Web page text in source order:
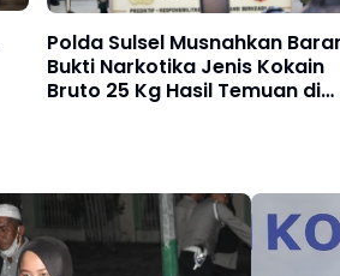
Polda Sulsel Musnahkan
Bukti Narkotika Jenis Kokain
Bruto 25 Kg Hasil Temuan di